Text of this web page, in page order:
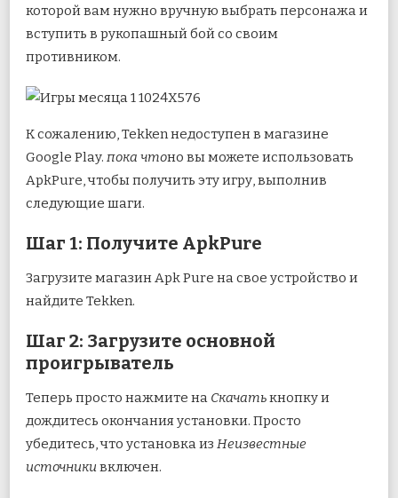
которой вам нужно вручную выбрать персонажа и
вступить в рукопашный бой со своим
противником.
К сожалению, Tekken недоступен в магазине
Google Play. пока чтоно вы можете использовать
ApkPure, чтобы получить эту игру, выполнив
следующие шаги.
Шаг 1: Получите ApkPure
Загрузите магазин Apk Pure на свое устройство и
найдите Tekken.
Шаг 2: Загрузите основной
проигрыватель
Теперь просто нажмите на Скачатькнопку и
дождитесь окончания установки. Просто
убедитесь, что установка из Неизвестные
источники включен.